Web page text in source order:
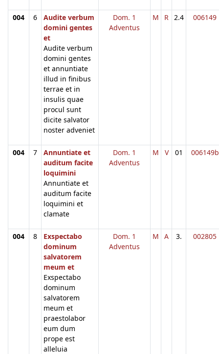
004 6
Audite verbum
domini gentes
et
Audite verbum
domini gentes
et annuntiate
illud in finibus
terrae et in
insulis quae
procul sunt
dicite salvator
noster adveniet
Dom. 1
Adventus
M R 2.4 006149
004 7
Annuntiate et
auditum facite
loquimini
Annuntiate et
auditum facite
loquimini et
clamate
Dom. 1
Adventus
M V 01 006149b
004 8
Exspectabo
dominum
salvatorem
meum et
Exspectabo
dominum
salvatorem
meum et
praestolabor
eum dum
prope est
alleluia
Dom. 1
Adventus
M A 3. 002805